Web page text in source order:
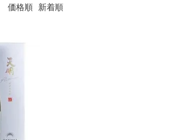
価格順 新着順